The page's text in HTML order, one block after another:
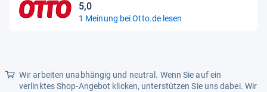
Sternen
5,0
5,0
von
1 Meinung bei Otto.de lesen
Wir arbeiten unabhängig und neutral. Wenn Sie auf ein
verlinktes Shop-Angebot klicken, unterstützen Sie uns dabei. Wir